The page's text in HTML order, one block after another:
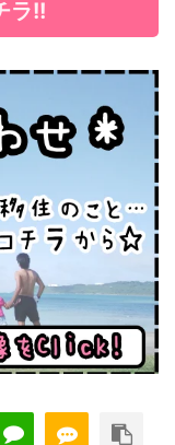
ラ!!